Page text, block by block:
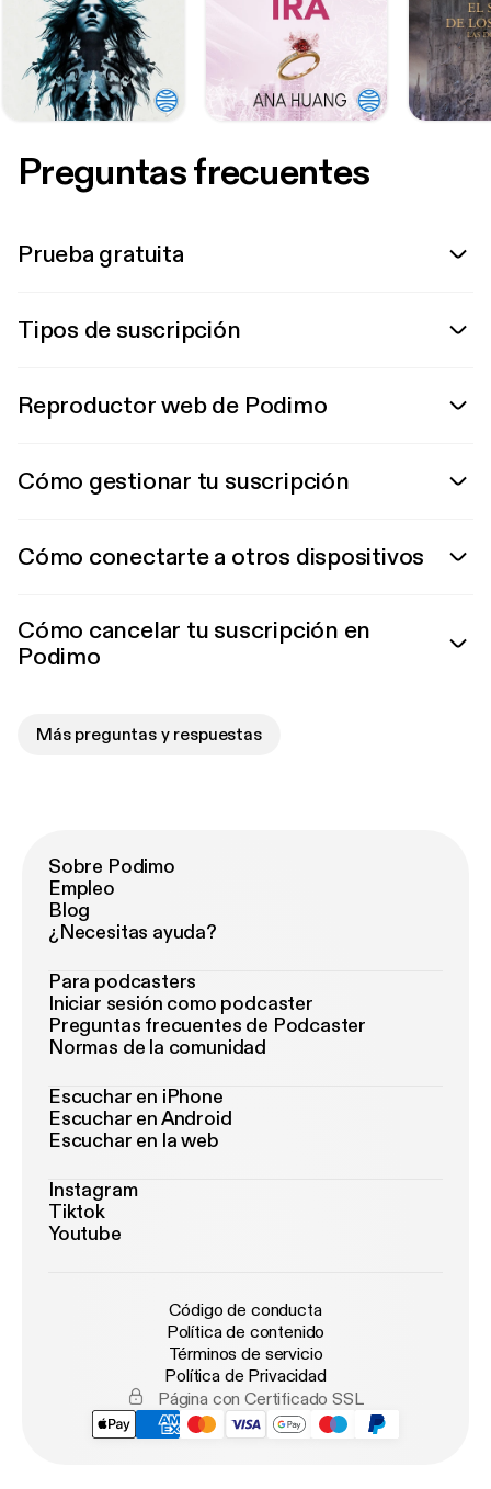
Preguntas frecuentes
Prueba gratuita
Tipos de suscripción
Reproductor web de Podimo
Cómo gestionar tu suscripción
Cómo conectarte a otros dispositivos
Cómo cancelar tu suscripción en
Podimo
Más preguntas y respuestas
Sobre Podimo
Empleo
Blog
¿Necesitas ayuda?
Para podcasters
Iniciar sesión como podcaster
Preguntas frecuentes de Podcaster
Normas de la comunidad
Escuchar en iPhone
Escuchar en Android
Escuchar en la web
Instagram
Tiktok
Youtube
Código de conducta
Política de contenido
Términos de servicio
Política de Privacidad
Página con Certificado SSL